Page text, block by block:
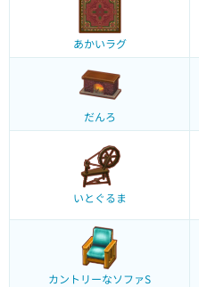
あかいラグ
だんろ
いとぐるま
カントリーなソファS